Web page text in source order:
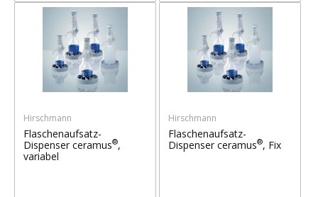
Hirschmann
Flaschenaufsatz-
Dispenser ceramus®,
variabel
Hirschmann
Flaschenaufsatz-
Dispenser ceramus®, Fix